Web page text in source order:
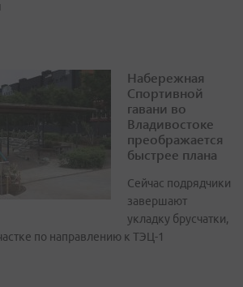
Набережная
Спортивной
гавани во
Владивостоке
преображается
быстрее плана
Сейчас подрядчики
завершают
укладку брусчатки,
по направлению к ТЭЦ-1